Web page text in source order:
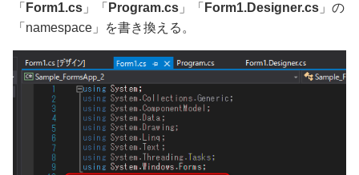
「 Form1.cs 」「 Program.cs 」「 Form1.Designer.cs 」の
「namespace」を書き換える。